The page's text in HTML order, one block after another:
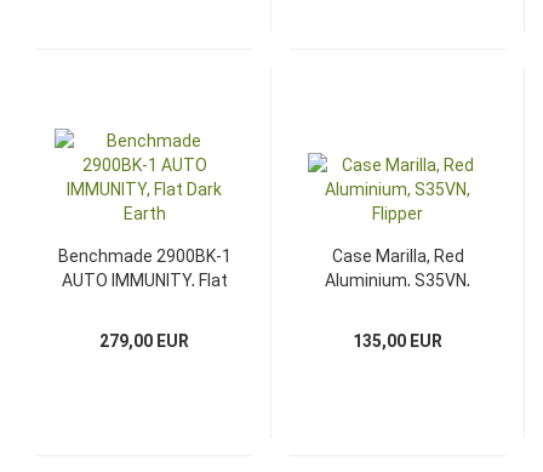
Benchmade 2900BK-1
AUTO IMMUNITY, Flat
279,00 EUR
Case Marilla, Red
Aluminium, S35VN,
135,00 EUR